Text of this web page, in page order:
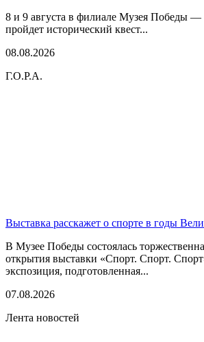
8 и 9 августа в филиале Музея Победы
пройдет исторический квест...
08.08.2026
Г.О.Р.А.
Выставка расскажет о спорте в годы
В Музее Победы состоялась
открытия выставки «Спорт. Спорт.
экспозиция, подготовленная...
07.08.2026
Лента новостей